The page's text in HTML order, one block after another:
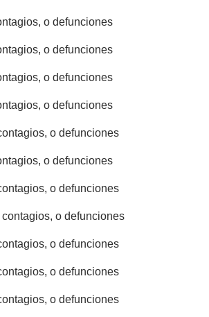
o defunciones
o defunciones
o defunciones
o defunciones
o defunciones
o defunciones
o defunciones
o defunciones
o defunciones
o defunciones
o defunciones